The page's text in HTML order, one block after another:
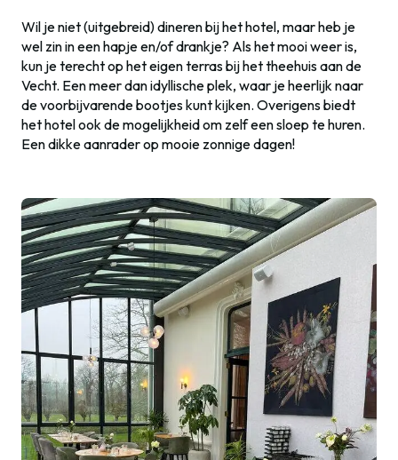
Wil je niet (uitgebreid) dineren bij het hotel, maar heb je
wel zin in een hapje en/of drankje? Als het mooi weer is,
kun je terecht op het eigen terras bij het theehuis aan de
Vecht. Een meer dan idyllische plek, waar je heerlijk naar
de voorbijvarende bootjes kunt kijken. Overigens biedt
het hotel ook de mogelijkheid om zelf een sloep te huren.
Een dikke aanrader op mooie zonnige dagen!